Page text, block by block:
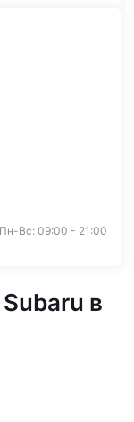
Пн-Вс: 09:00 - 21:00
в